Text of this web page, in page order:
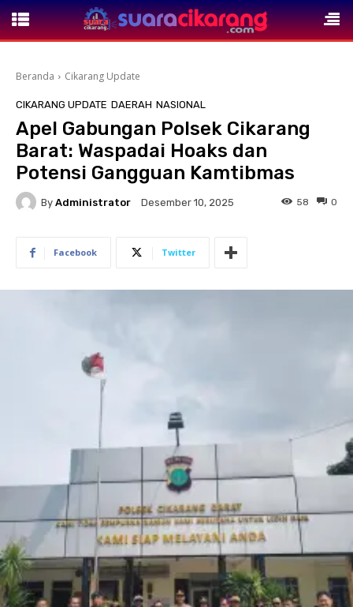
Beranda Cikarang Update
CIKARANG UPDATE DAERAH NASIONAL
Apel Gabungan Polsek Cikarang
Barat: Waspadai Hoaks dan
Potensi Gangguan Kamtibmas
By Administrator Desember 10, 2025 0
58
Facebook Twitter